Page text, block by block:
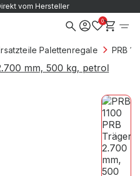
vom Hersteller
0
Palettenregale PRB